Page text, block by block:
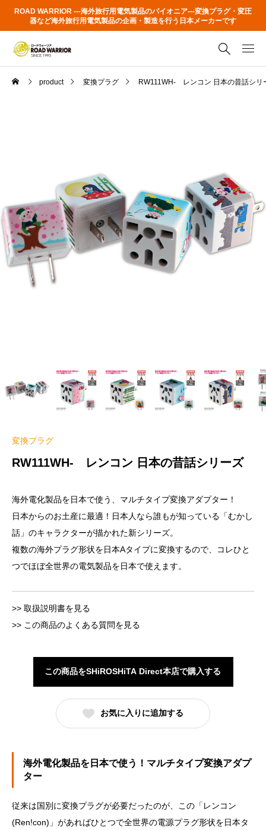
ROAD WARRIOR ---海外旅行用電気製品のパイオニア---変換プラグ・変圧
器など海外旅行用電気製品の企画・製造を行う日本メーカーです
product 変換プラグ RW111WH- レンコン 日本の昔話シリ
変換プラグ
RW111WH- レンコン 日本の昔話シリーズ
海外電化製品を日本で使う、マルチタイプ変換アダプター！
日本からのお土産に最適！日本人なら誰もが知っている「むかし
話」のキャラクターが描かれた新シリーズ。
複数の海外プラグ形状を日本Aタイプに変換するので、コレひと
つでほぼ全世界の電気製品を日本で使えます。
>> 取扱説明書を見る
>> この商品のよくある質問を見る
この商品をSHiROSHiTA Direct本店で購入する
お気に入りに追加する
海外電化製品を日本で使う！マルチタイプ変換アダプ
ター
従来は国別に変換プラグが必要だったのが、この「レンコン
(Ren!con)」があればひとつで全世界の電源プラグ形状を日本タ